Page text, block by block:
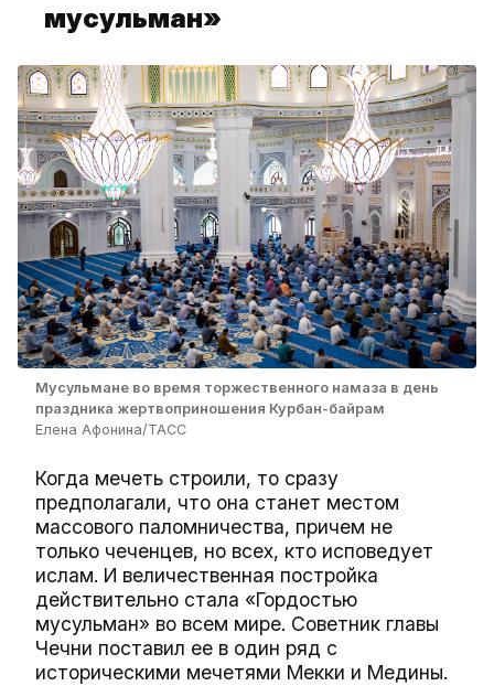
мусульман»
Мусульмане во время торжественного намаза в день
праздника жертвоприношения Курбан-байрам
Елена Афонина/ТАСС
Когда мечеть строили, то сразу
предполагали, что она станет местом
массового паломничества, причем не
только чеченцев, но всех, кто исповедует
ислам. И величественная постройка
действительно стала «Гордостью
мусульман» во всем мире. Советник главы
Чечни поставил ее в один ряд с
историческими мечетями Мекки и Медины.